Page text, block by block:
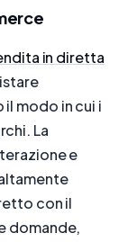
in diretta
modo in cui i
La
e
con il
domande,